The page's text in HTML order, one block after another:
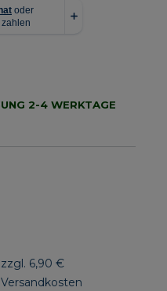
2-4 WERKTAGE
zzgl. 6,90 €
Versandkosten